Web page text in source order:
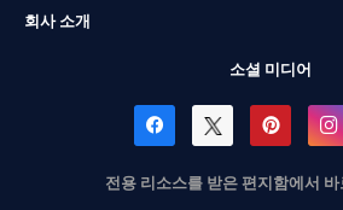
회사 소개
소셜 미디어
전용 리소스를 받은 편지함에서